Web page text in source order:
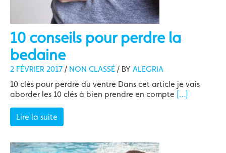
10 conseils pour perdre la
bedaine
2 FÉVRIER 2017 / NON CLASSÉ / BY ALEGRIA
10 clés pour perdre du ventre Dans cet article je vais
aborder les 10 clés à bien prendre en compte […]
Lire la suite